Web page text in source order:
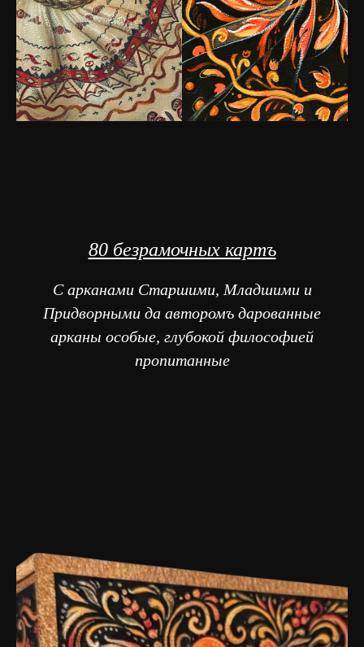
80 безрамочных картъ
С арканами Старшими, Младшими и
Придворными да авторомъ дарованные
арканы особые, глубокой философией
пропитанные